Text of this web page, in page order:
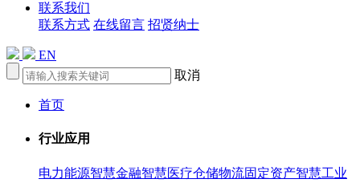
联系我们
联系方式 在线留言 招贤纳士
EN
取消
首页
行业应用
电力能源智慧金融智慧医疗仓储物流固定资产智慧工业